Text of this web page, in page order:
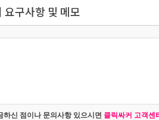
요구사항 및 메모
하신 점이나 문의사항 있으시면 클릭싸커 고객센